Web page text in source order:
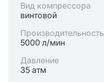
Вид компрессора
винтовой
Производительность
5000 л/мин
Давление
35 атм